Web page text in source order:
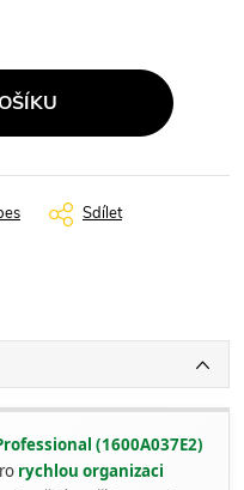
Sdílet
(1600A037E2)
rychlou organizaci